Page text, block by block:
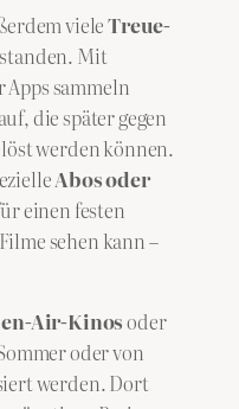
vieleTreue-
Mit
sammeln
die später gegen
werden können.
Abos oder
einen festen
sehen kann –
Air-Kinosoder
oder von
werden. Dort